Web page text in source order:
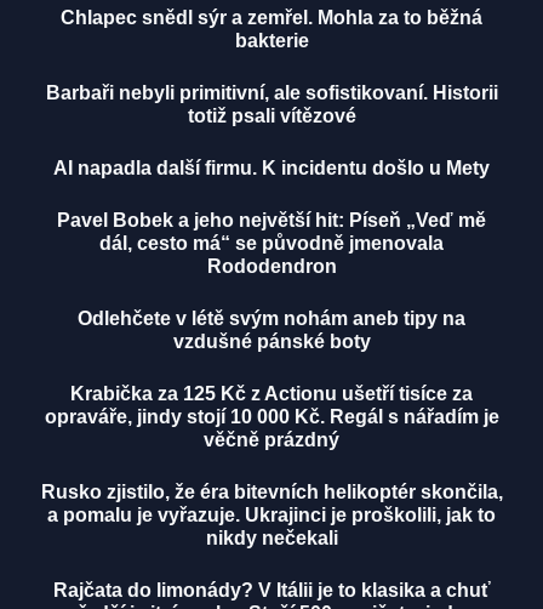
Chlapec snědl sýr a zemřel. Mohla za to běžná
bakterie
Barbaři nebyli primitivní, ale sofistikovaní. Historii
totiž psali vítězové
AI napadla další firmu. K incidentu došlo u Mety
Pavel Bobek a jeho největší hit: Píseň „Veď mě
dál, cesto má“ se původně jmenovala
Rododendron
Odlehčete v létě svým nohám aneb tipy na
vzdušné pánské boty
Krabička za 125 Kč z Actionu ušetří tisíce za
opraváře, jindy stojí 10 000 Kč. Regál s nářadím je
věčně prázdný
Rusko zjistilo, že éra bitevních helikoptér skončila,
a pomalu je vyřazuje. Ukrajinci je proškolili, jak to
nikdy nečekali
Rajčata do limonády? V Itálii je to klasika a chuť